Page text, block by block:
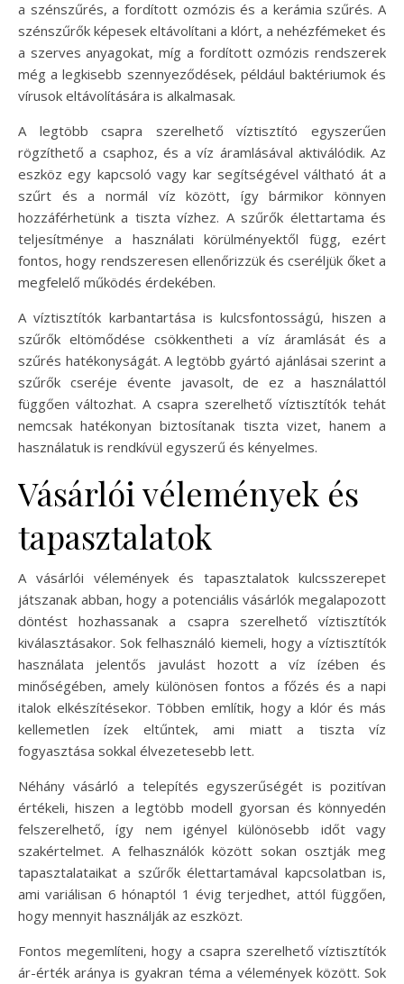
a szénszűrés, a fordított ozmózis és a kerámia szűrés. A
szénszűrők képesek eltávolítani a klórt, a nehézfémeket és
a szerves anyagokat, míg a fordított ozmózis rendszerek
még a legkisebb szennyeződések, például baktériumok és
vírusok eltávolítására is alkalmasak.
A legtöbb csapra szerelhető víztisztító egyszerűen
rögzíthető a csaphoz, és a víz áramlásával aktiválódik. Az
eszköz egy kapcsoló vagy kar segítségével váltható át a
szűrt és a normál víz között, így bármikor könnyen
hozzáférhetünk a tiszta vízhez. A szűrők élettartama és
teljesítménye a használati körülményektől függ, ezért
fontos, hogy rendszeresen ellenőrizzük és cseréljük őket a
megfelelő működés érdekében.
A víztisztítók karbantartása is kulcsfontosságú, hiszen a
szűrők eltömődése csökkentheti a víz áramlását és a
szűrés hatékonyságát. A legtöbb gyártó ajánlásai szerint a
szűrők cseréje évente javasolt, de ez a használattól
függően változhat. A csapra szerelhető víztisztítók tehát
nemcsak hatékonyan biztosítanak tiszta vizet, hanem a
használatuk is rendkívül egyszerű és kényelmes.
Vásárlói vélemények és
tapasztalatok
A vásárlói vélemények és tapasztalatok kulcsszerepet
játszanak abban, hogy a potenciális vásárlók megalapozott
döntést hozhassanak a csapra szerelhető víztisztítók
kiválasztásakor. Sok felhasználó kiemeli, hogy a víztisztítók
használata jelentős javulást hozott a víz ízében és
minőségében, amely különösen fontos a főzés és a napi
italok elkészítésekor. Többen említik, hogy a klór és más
kellemetlen ízek eltűntek, ami miatt a tiszta víz
fogyasztása sokkal élvezetesebb lett.
Néhány vásárló a telepítés egyszerűségét is pozitívan
értékeli, hiszen a legtöbb modell gyorsan és könnyedén
felszerelhető, így nem igényel különösebb időt vagy
szakértelmet. A felhasználók között sokan osztják meg
tapasztalataikat a szűrők élettartamával kapcsolatban is,
ami variálisan 6 hónaptól 1 évig terjedhet, attól függően,
hogy mennyit használják az eszközt.
Fontos megemlíteni, hogy a csapra szerelhető víztisztítók
ár-érték aránya is gyakran téma a vélemények között. Sok